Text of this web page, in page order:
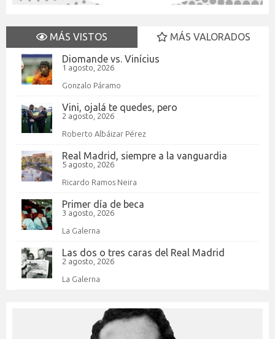
MÁS VISTOS
MÁS VALORADOS
Diomande vs. Vinícius
1 agosto, 2026
Gonzalo Páramo
Vini, ojalá te quedes, pero
2 agosto, 2026
Roberto Albáizar Pérez
Real Madrid, siempre a la vanguardia
5 agosto, 2026
Ricardo Ramos Neira
Primer día de beca
3 agosto, 2026
La Galerna
Las dos o tres caras del Real Madrid
2 agosto, 2026
La Galerna